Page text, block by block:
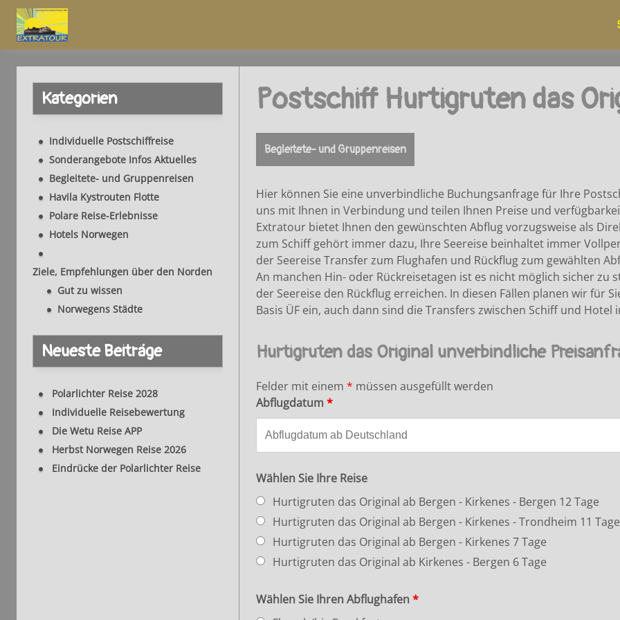
Postschiff Hurtigruten das
Begleitete- und Gruppenreisen
Hier können Sie eine unverbindliche Buchungsanfrage für Ihre
uns mit Ihnen in Verbindung und teilen Ihnen Preise und
Extratour bietet Ihnen den gewünschten Abflug vorzugsweise als
zum Schiff gehört immer dazu, Ihre Seereise beinhaltet immer
der Seereise Transfer zum Flughafen und Rückflug zum gewählten
An manchen Hin- oder Rückreisetagen ist es nicht möglich sicher zu
der Seereise den Rückflug erreichen. In diesen Fällen planen wir für
Basis ÜF ein, auch dann sind die Transfers zwischen Schiff und Hotel
Hurtigruten das Original unverbindliche
Felder mit einem * müssen ausgefüllt werden
Abflugdatum *
Wählen Sie Ihre Reise
Hurtigruten das Original ab Bergen - Kirkenes - Bergen 12 Tage
Hurtigruten das Original ab Bergen - Kirkenes - Trondheim 11 Tage
Hurtigruten das Original ab Bergen - Kirkenes 7 Tage
Hurtigruten das Original ab Kirkenes - Bergen 6 Tage
Wählen Sie Ihren Abflughafen *
Kategorien
Individuelle Postschiffreise
Sonderangebote Infos Aktuelles
Begleitete- und Gruppenreisen
Havila Kystrouten Flotte
Polare Reise-Erlebnisse
Hotels Norwegen
Ziele, Empfehlungen über den Norden
Gut zu wissen
Norwegens Städte
Neueste Beiträge
Polarlichter Reise 2028
Individuelle Reisebewertung
Die Wetu Reise APP
Herbst Norwegen Reise 2026
Eindrücke der Polarlichter Reise